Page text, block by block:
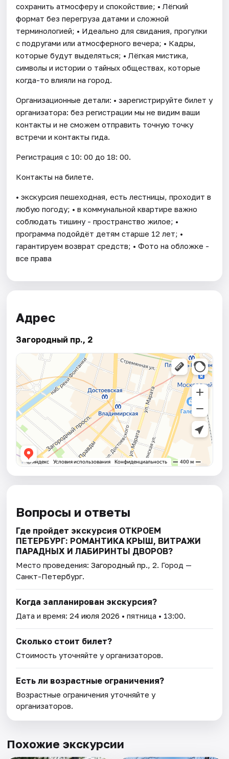
сохранить атмосферу и спокойствие; • Лёгкий
формат без перегруза датами и сложной
терминологией; • Идеально для свидания, прогулки
с подругами или атмосферного вечера; • Кадры,
которые будут выделяться; • Лёгкая мистика,
символы и истории о тайных обществах, которые
когда-то влияли на город.
Организационные детали: • зарегистрируйте билет у
организатора: без регистрации мы не видим ваши
контакты и не сможем отправить точную точку
встречи и контакты гида.
Регистрация с 10: 00 до 18: 00.
Контакты на билете.
• экскурсия пешеходная, есть лестницы, проходит в
любую погоду; • в коммунальной квартире важно
соблюдать тишину - пространство жилое; •
программа подойдёт детям старше 12 лет; •
гарантируем возврат средств; • Фото на обложке -
все права
Адрес
Загородный пр., 2
Вопросы и ответы
Где пройдет экскурсия ОТКРОЕМ
ПЕТЕРБУРГ: РОМАНТИКА КРЫШ, ВИТРАЖИ
ПАРАДНЫХ И ЛАБИРИНТЫ ДВОРОВ?
Место проведения:Загородный пр., 2. Город —
Санкт-Петербург.
Когда запланирован экскурсия?
Дата и время:24 июля 2026 • пятница • 13:00.
Сколько стоит билет?
Стоимость уточняйте у организаторов.
Есть ли возрастные ограничения?
Возрастные ограничения уточняйте у
организаторов.
Похожие экскурсии